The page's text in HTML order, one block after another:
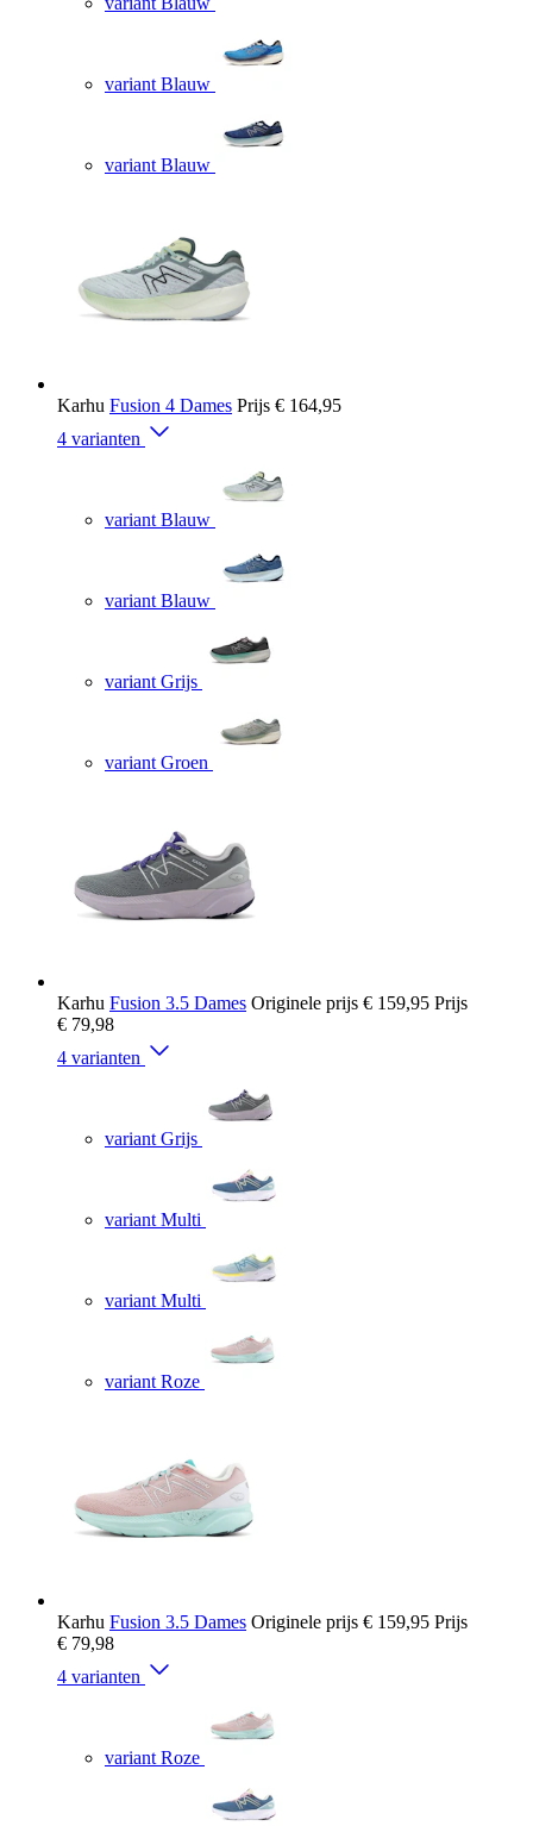
variant Blauw
variant Blauw
Karhu Fusion 4 Dames Prijs € 164,95
4 varianten
variant Blauw
variant Blauw
variant Grijs
variant Groen
Karhu Fusion 3.5 Dames Originele prijs € 159,95 Prijs
€ 79,98
4 varianten
variant Grijs
variant Multi
variant Multi
variant Roze
Karhu Fusion 3.5 Dames Originele prijs € 159,95 Prijs
€ 79,98
4 varianten
variant Roze